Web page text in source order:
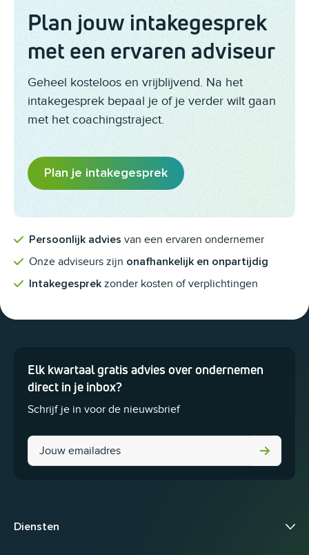
Plan jouw intakegesprek
met een ervaren adviseur
Geheel kosteloos en vrijblijvend. Na het
intakegesprek bepaal je of je verder wilt gaan
met het coachingstraject.
Plan je intakegesprek
Persoonlijk advies van een ervaren ondernemer
Onze adviseurs zijn onafhankelijk en onpartijdig
Intakegesprek zonder kosten of verplichtingen
Elk kwartaal gratis advies over ondernemen
direct in je inbox?
Schrijf je in voor de nieuwsbrief
X/Twitter
Dit veld is bedoeld voor validatiedoeleinden en moet niet worden
Diensten